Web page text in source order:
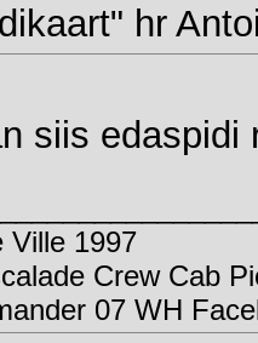
hr
siis edaspidi
Ville 1997
Crew Cab
07 WH